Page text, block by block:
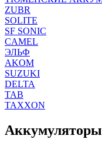
ZUBR
SOLITE
SF SONIC
CAMEL
ЭЛЬФ
AKOM
SUZUKI
DELTA
TAB
TAXXON